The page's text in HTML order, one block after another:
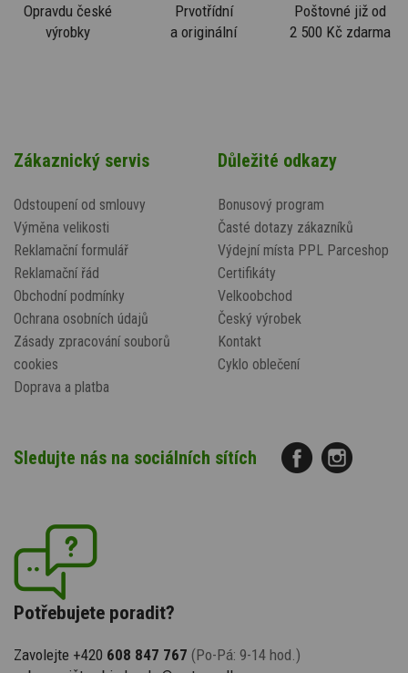
Opravdu české
výrobky
Prvotřídní
a originální
Poštovné již od
2 500 Kč zdarma
Zákaznický servis
Odstoupení od smlouvy
Výměna velikosti
Reklamační formulář
Reklamační řád
Obchodní podmínky
Ochrana osobních údajů
Zásady zpracování souborů
cookies
Doprava a platba
Důležité odkazy
Bonusový program
Časté dotazy zákazníků
Výdejní místa PPL Parceshop
Certifikáty
Velkoobchod
Český výrobek
Kontakt
Cyklo oblečení
Sledujte nás na sociálních sítích
Potřebujete poradit?
Zavolejte +420 608 847 767 (Po-Pá: 9-14 hod.)